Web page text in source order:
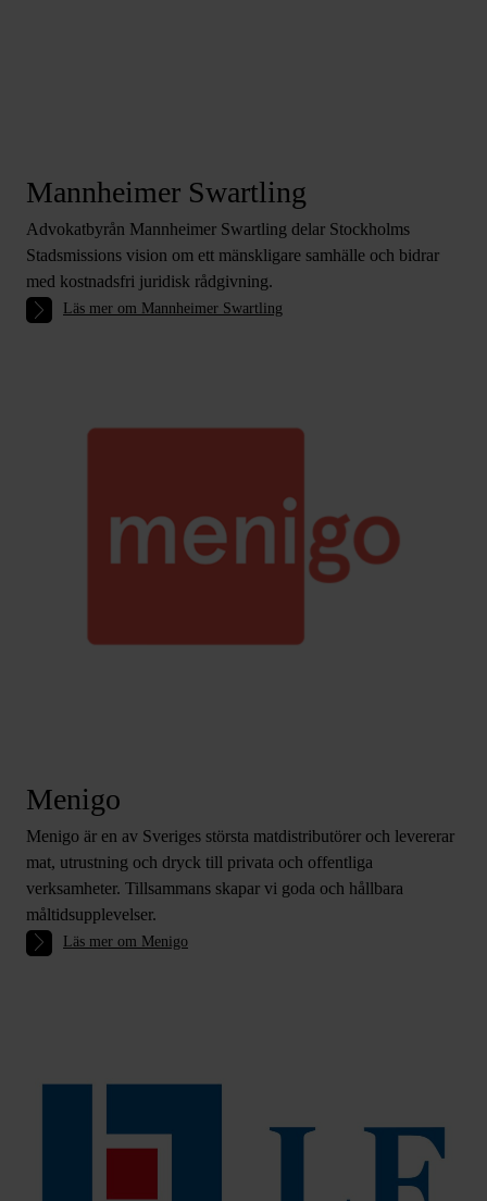
Mannheimer Swartling
Advokatbyrån Mannheimer Swartling delar Stockholms
Stadsmissions vision om ett mänskligare samhälle och bidrar
med kostnadsfri juridisk rådgivning.
Läs mer om Mannheimer Swartling
Menigo
Menigo är en av Sveriges största matdistributörer och levererar
mat, utrustning och dryck till privata och offentliga
verksamheter. Tillsammans skapar vi goda och hållbara
måltidsupplevelser.
Läs mer om Menigo